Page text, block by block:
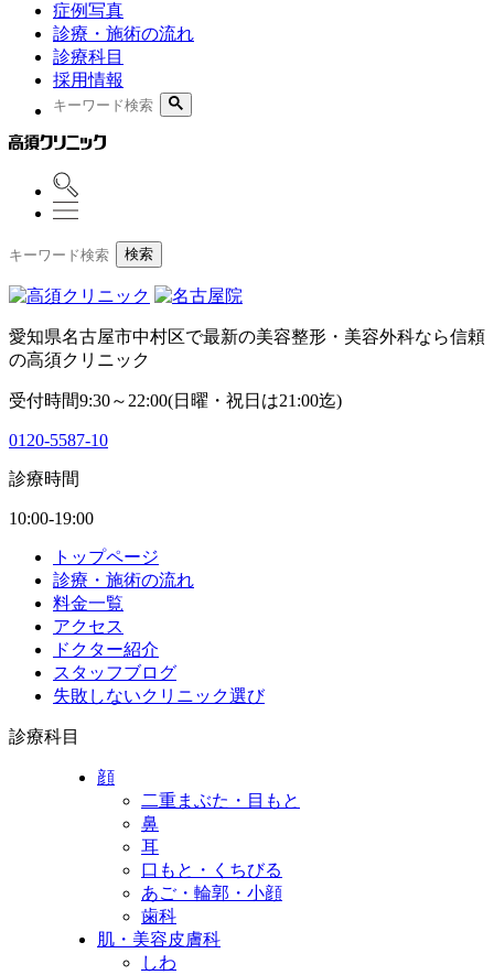
症例写真
診療・施術の流れ
診療科目
採用情報
検索
愛知県名古屋市中村区で最新の美容整形・美容外科なら信頼
の高須クリニック
受付時間9:30～22:00(日曜・祝日は21:00迄)
0120-5587-10
診療時間
10:00-19:00
トップページ
診療・施術の流れ
料金一覧
アクセス
ドクター紹介
スタッフブログ
失敗しないクリニック選び
診療科目
顔
二重まぶた・目もと
鼻
耳
口もと・くちびる
あご・輪郭・小顔
歯科
肌・美容皮膚科
しわ